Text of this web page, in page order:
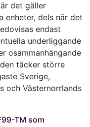
det gäller
enheter, dels när det
endast
underliggande
osammanhängande
täcker större
Sverige,
och Västernorrlands
TM som